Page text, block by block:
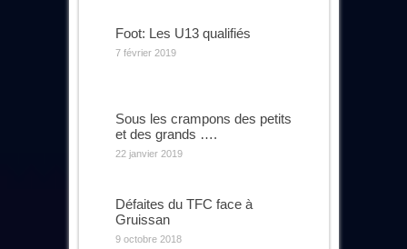
Foot: Les U13 qualifiés
7 février 2019
Sous les crampons des petits
et des grands ….
22 janvier 2019
Défaites du TFC face à
Gruissan
9 octobre 2018